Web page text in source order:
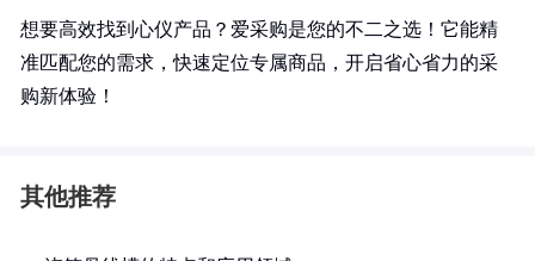
想要高效找到心仪产品？爱采购是您的不二之选！它能精
准匹配您的需求，快速定位专属商品，开启省心省力的采
购新体验！
其他推荐